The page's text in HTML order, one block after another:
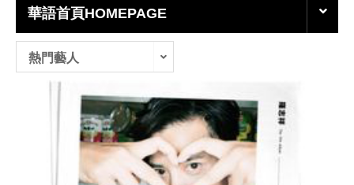
華語首頁HOMEPAGE
熱門藝人